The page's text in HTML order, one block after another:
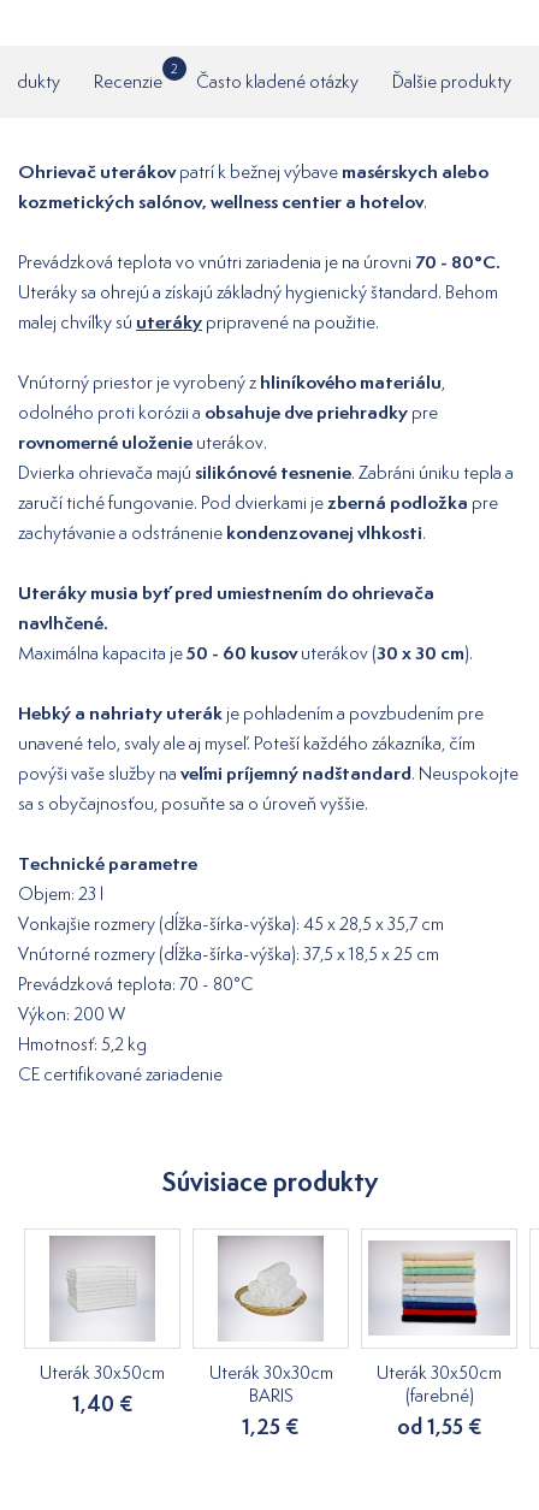
Recenzie
2
Často kladené otázky Ďalšie produkty
Ohrievač uterákovpatrí k bežnej výbave masérskych alebo
kozmetických salónov, wellness centier a hotelov.
Prevádzková teplota vo vnútri zariadenia je na úrovni 70 - 80°C.
Uteráky sa ohrejú a získajú základný hygienický štandard. Behom
malej chvíľky sú uteráky pripravené na použitie.
Vnútorný priestor je vyrobený z hliníkového materiálu
odolného proti korózii a obsahuje dve priehradky pre
rovnomerné uloženie uterákov.
Dvierka ohrievača majú silikónové tesnenie. Zabráni úniku tepla a
zaručí tiché fungovanie. Pod dvierkami jezberná podložka pre
zachytávanie a odstránenie kondenzovanej vlhkosti.
Uteráky musia byť pred umiestnením do ohrievača
navlhčené.
Maximálna kapacita je50 - 60 kusovuterákov (30 x 30 cm).
Hebký a nahriaty uterák je pohladením a povzbudením pre
unavené telo, svaly ale aj myseľ. Poteší každého zákazníka, čím
povýši vaše služby na veľmi príjemný nadštandard. Neuspokojte
sa s obyčajnosťou, posuňte sa o úroveň vyššie.
Technické parametre
Objem: 23 l
Vonkajšie rozmery (dĺžka-šírka-výška): 45 x 28,5 x 35,7 cm
Vnútorné rozmery (dĺžka-šírka-výška): 37,5 x 18,5 x 25 cm
Prevádzková teplota: 70 - 80°C
Výkon: 200 W
Hmotnosť: 5,2 kg
CE certifikované zariadenie
Súvisiace produkty
Uterák 30x50cm
1,40 €
Uterák 30x30cm
BARIS
1,25 €
Uterák 30x50cm
(farebné)
od 1,55 €